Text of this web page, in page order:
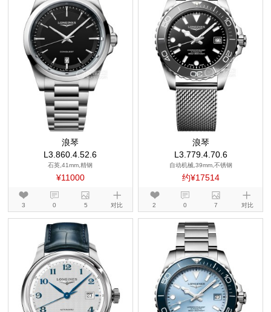
浪琴
L3.860.4.52.6
石英,41mm,精钢
¥11000
3 0 5 对比
浪琴
L3.779.4.70.6
自动机械,39mm,不锈钢
约¥17514
2 0 7 对比